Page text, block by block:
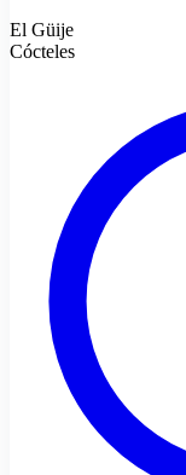
El Güije
Cócteles